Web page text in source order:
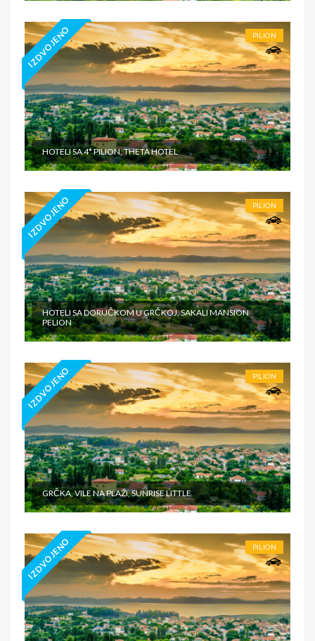
IZDVOJENO PILION
HOTELI SA 4* PILION, THETA HOTEL
IZDVOJENO PILION
HOTELI SA DORUČKOM U GRČKOJ, SAKALI MANSION
PELION
IZDVOJENO PILION
GRČKA, VILE NA PLAŽI, SUNRISE LITTLE
IZDVOJENO PILION